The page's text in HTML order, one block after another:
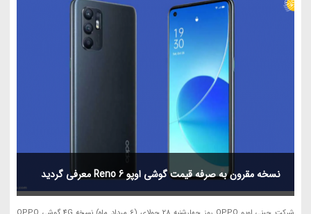
نسخه مقرون به صرفه قیمت گوشی اوپو Reno 6 معرفی گردید